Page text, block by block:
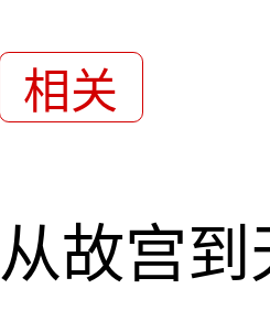
相关
从故宫